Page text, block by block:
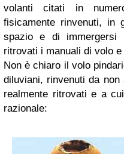
volanti citati in
fisicamente rinvenuti, in
spazio e di immergersi
ritrovati i manuali di volo
Non è chiaro il volo
diluviani, rinvenuti da
realmente ritrovati e a
razionale: